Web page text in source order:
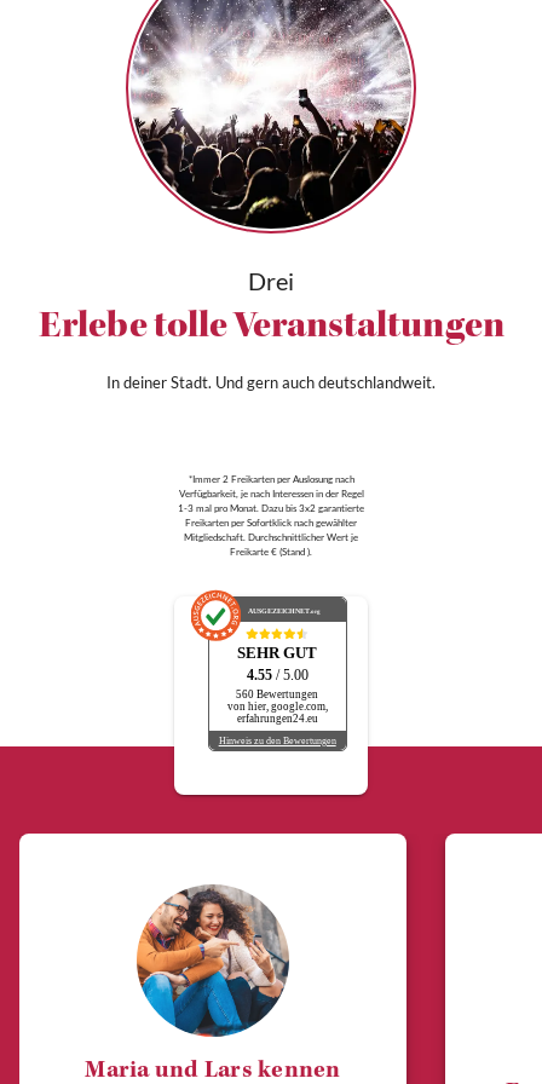
Drei
Erlebe tolle Veranstaltungen
In deiner Stadt. Und gern auch deutschlandweit.
*Immer 2 Freikarten per Auslosung nach
Verfügbarkeit, je nach Interessen in der Regel
1-3 mal pro Monat. Dazu bis 3x2 garantierte
Freikarten per Sofortklick nach gewählter
Mitgliedschaft. Durchschnittlicher Wert je
Freikarte € (Stand ).
AUSGEZEICHNET.org
SEHR GUT
4.55 / 5.00
560 Bewertungen
von hier, google.com,
erfahrungen24.eu
Hinweis zu den Bewertungen
Maria und Lars kennen